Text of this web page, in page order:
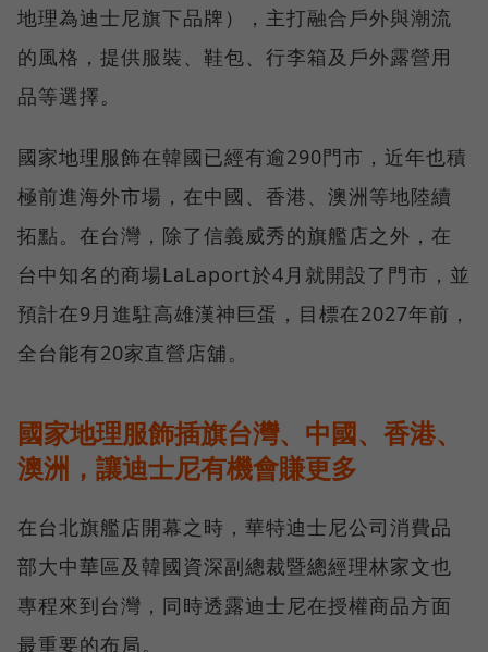
地理為迪士尼旗下品牌），主打融合戶外與潮流
的風格，提供服裝、鞋包、行李箱及戶外露營用
品等選擇。
國家地理服飾在韓國已經有逾290門市，近年也積
極前進海外市場，在中國、香港、澳洲等地陸續
拓點。在台灣，除了信義威秀的旗艦店之外，在
台中知名的商場LaLaport於4月就開設了門市，並
預計在9月進駐高雄漢神巨蛋，目標在2027年前，
全台能有20家直營店舖。
國家地理服飾插旗台灣、中國、香港、
澳洲，讓迪士尼有機會賺更多
在台北旗艦店開幕之時，華特迪士尼公司消費品
部大中華區及韓國資深副總裁暨總經理林家文也
專程來到台灣，同時透露迪士尼在授權商品方面
最重要的布局。